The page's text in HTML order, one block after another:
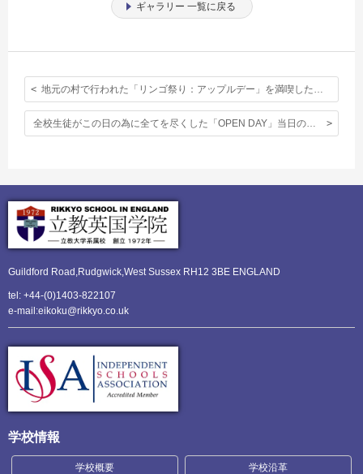
ギャラリー 一覧に戻る
地元の村で行われた「リンゴ祭り：アップルデー」を満喫した生徒達。
全校生徒がこの日の為に全てを尽くした「OPEN DAY」当日の写真。
Guildford Road,Rudgwick,West Sussex RH12 3BE ENGLAND
tel: +44-(0)1403-822107
e-mail:eikoku@rikkyo.co.uk
学校情報
学校概要 学校沿革